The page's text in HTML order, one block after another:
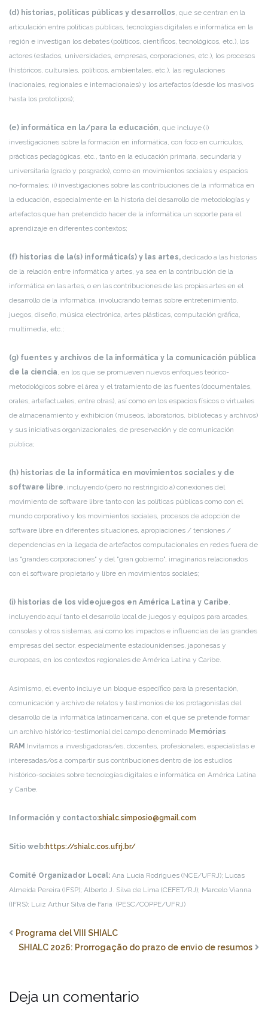
(d) historias, políticas públicas y desarrollos, que se centran en la
articulación entre políticas públicas, tecnologías digitales e informática en la
región e investigan los debates (políticos, científicos, tecnológicos, etc.), los
actores (estados, universidades, empresas, corporaciones, etc.), los procesos
(históricos, culturales, políticos, ambientales, etc.), las regulaciones
(nacionales, regionales e internacionales) y los artefactos (desde los masivos
hasta los prototipos);
(e) informática en la/para la educación, que incluye (i)
investigaciones sobre la formación en informática, con foco en currículos,
prácticas pedagógicas, etc., tanto en la educación primaria, secundaria y
universitaria (grado y posgrado), como en movimientos sociales y espacios
no-formales; ii) investigaciones sobre las contribuciones de la informática en
la educación, especialmente en la historia del desarrollo de metodologías y
artefactos que han pretendido hacer de la informática un soporte para el
aprendizaje en diferentes contextos;
(f) historias de la(s) informática(s) y las artes, dedicado a las historias
de la relación entre informática y artes, ya sea en la contribución de la
informática en las artes, o en las contribuciones de las propias artes en el
desarrollo de la informática, involucrando temas sobre entretenimiento,
juegos, diseño, música electrónica, artes plásticas, computación gráfica,
multimedia, etc.;
(g) fuentes y archivos de la informática y la comunicación pública
de la ciencia, en los que se promueven nuevos enfoques teórico-
metodológicos sobre el área y el tratamiento de las fuentes (documentales,
orales, artefactuales, entre otras), así como en los espacios físicos o virtuales
de almacenamiento y exhibición (museos, laboratorios, bibliotecas y archivos)
y sus iniciativas organizacionales, de preservación y de comunicación
pública;
(h) historias de la informática en movimientos sociales y de
software libre, incluyendo (pero no restringido a) conexiones del
movimiento de software libre tanto con las políticas públicas como con el
mundo corporativo y los movimientos sociales, procesos de adopción de
software libre en diferentes situaciones, apropiaciones / tensiones /
dependencias en la llegada de artefactos computacionales en redes fuera de
las "grandes corporaciones" y del "gran gobierno", imaginarios relacionados
con el software propietario y libre en movimientos sociales;
(i) historias de los videojuegos en América Latina y Caribe,
incluyendo aquí tanto el desarrollo local de juegos y equipos para arcades,
consolas y otros sistemas, así como los impactos e influencias de las grandes
empresas del sector, especialmente estadounidenses, japonesas y
europeas, en los contextos regionales de América Latina y Caribe.
Asimismo, el evento incluye un bloque específico para la presentación,
comunicación y archivo de relatos y testimonios de los protagonistas del
desarrollo de la informática latinoamericana, con el que se pretende formar
un archivo histórico-testimonial del campo denominado Memórias
RAM .Invitamos a investigadoras/es, docentes, profesionales, especialistas e
interesadas/os a compartir sus contribuciones dentro de los estudios
histórico-sociales sobre tecnologías digitales e informática en América Latina
y Caribe.
Información y contacto:shialc.simposio@gmail.com
Sitio web:https://shialc.cos.ufrj.br/
Comité Organizador Local: Ana Lucia Rodrigues (NCE/UFRJ); Lucas
Almeida Pereira (IFSP); Alberto J. Silva de Lima (CEFET/RJ); Marcelo Vianna
(IFRS); Luiz Arthur Silva de Faria (PESC/COPPE/UFRJ)
Programa del VIII SHIALC
SHIALC 2026: Prorrogação do prazo de envio de resumos
Deja un comentario